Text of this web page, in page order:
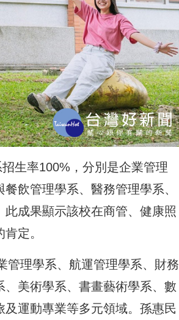
生率100%，分別是企業管理
飲管理學系、醫務管理學系、
成果顯示該校在商管、健康照
定。
管理學系、航運管理學系、財務
美術學系、書畫藝術學系、數
運動專業等多元領域。孫惠民